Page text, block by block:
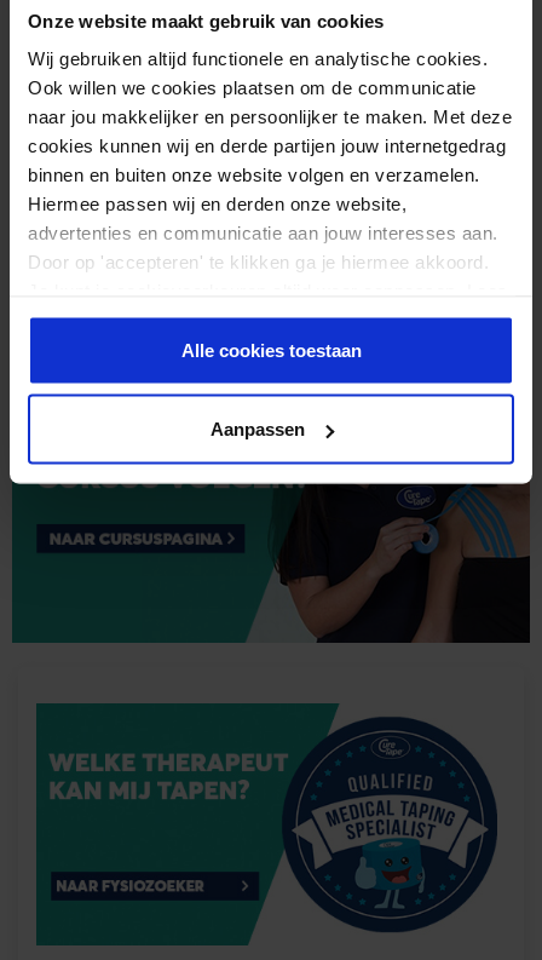
Onze website maakt gebruik van cookies
Wij gebruiken altijd functionele en analytische cookies.
Ook willen we cookies plaatsen om de communicatie
naar jou makkelijker en persoonlijker te maken. Met deze
cookies kunnen wij en derde partijen jouw internetgedrag
binnen en buiten onze website volgen en verzamelen.
Hiermee passen wij en derden onze website,
advertenties en communicatie aan jouw interesses aan.
Door op 'accepteren' te klikken ga je hiermee akkoord.
er meer over in onsprivacy beleid.
Alle cookies toestaan
Aanpassen